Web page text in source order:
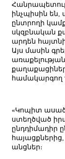
ինչպիսին են,
ընտրողի
սկզբնական
արդեն
Այս մասին
համակարգող
«Կոպիտ
ստեղծված
ընդդիմադիր
անցներ։